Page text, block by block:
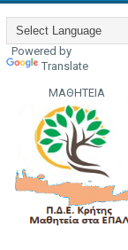
Powered by
Translate
ΜΑΘΗΤΕΙΑ